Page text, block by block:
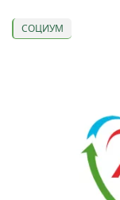
СОЦИУМ